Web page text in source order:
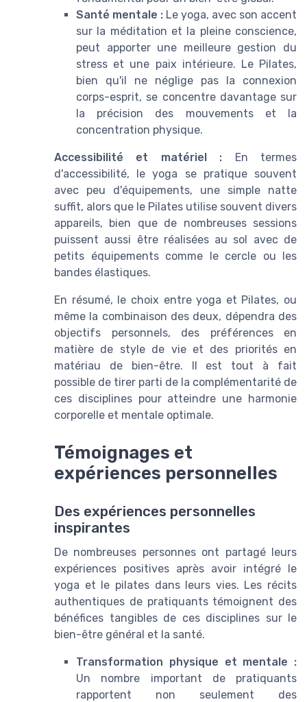
Santé mentale : Le yoga, avec son accent
sur la méditation et la pleine conscience,
peut apporter une meilleure gestion du
stress et une paix intérieure. Le Pilates,
bien qu'il ne néglige pas la connexion
corps-esprit, se concentre davantage sur
la précision des mouvements et la
concentration physique.
Accessibilité et matériel : En termes
d'accessibilité, le yoga se pratique souvent
avec peu d'équipements, une simple natte
suffit, alors que le Pilates utilise souvent divers
appareils, bien que de nombreuses sessions
puissent aussi être réalisées au sol avec de
petits équipements comme le cercle ou les
bandes élastiques.
En résumé, le choix entre yoga et Pilates, ou
même la combinaison des deux, dépendra des
objectifs personnels, des préférences en
matière de style de vie et des priorités en
matériau de bien-être. Il est tout à fait
possible de tirer parti de la complémentarité de
ces disciplines pour atteindre une harmonie
corporelle et mentale optimale.
Témoignages et
expériences personnelles
Des expériences personnelles
inspirantes
De nombreuses personnes ont partagé leurs
expériences positives après avoir intégré le
yoga et le pilates dans leurs vies. Les récits
authentiques de pratiquants témoignent des
bénéfices tangibles de ces disciplines sur le
bien-être général et la santé.
Transformation physique et mentale :
Un nombre important de pratiquants
rapportent non seulement des